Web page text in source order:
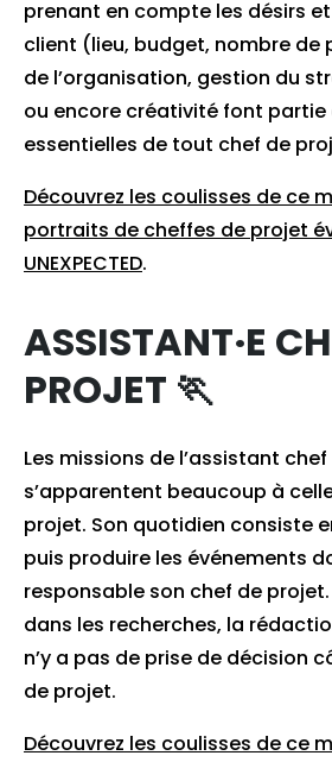
prenant en compte les désirs
client (lieu, budget, nombre de
de l’organisation, gestion du
ou encore créativité font partie
essentielles de tout chef de
Découvrez les coulisses de ce
portraits de cheffes de projet
UNEXPECTED.
ASSISTANT·E
PROJET 🏃
Les missions de l’assistant
s’apparentent beaucoup à
projet. Son quotidien consiste
puis produire les événements
responsable son chef de
dans les recherches, la
n’y a pas de prise de décision
de projet.
Découvrez les coulisses de ce